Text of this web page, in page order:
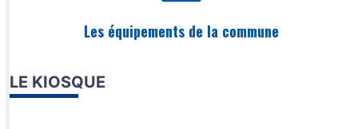
Les équipements de la commune
LE KIOSQUE